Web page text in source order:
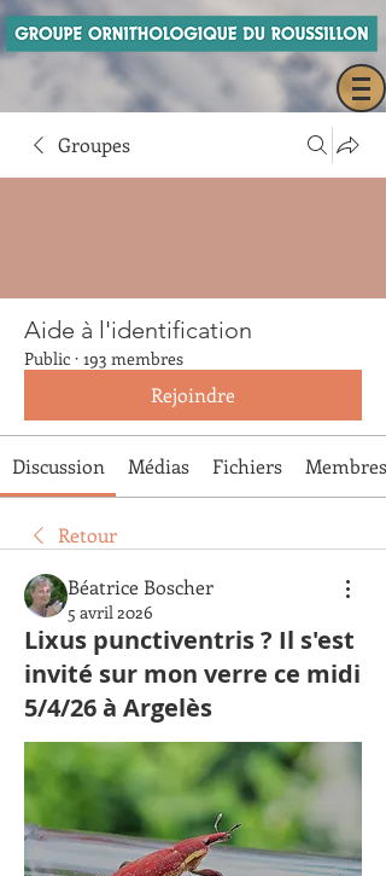
Groupes
Aide à l'identification
Public · 193 membres
Rejoindre
Discussion Médias Fichiers Membres
Retour
Béatrice Boscher
5 avril 2026
Lixus punctiventris ? Il s'est
invité sur mon verre ce midi
5/4/26 à Argelès